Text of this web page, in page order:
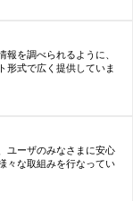
を調べられるように、
形式で広く提供していま
ユーザのみなさまに安心
々な取組みを行なってい